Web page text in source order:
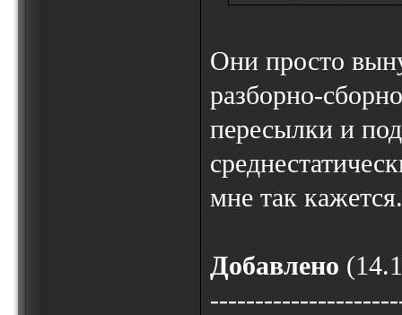
Они просто
разборно-
пересылки и
мне так кажется.
Добавлено